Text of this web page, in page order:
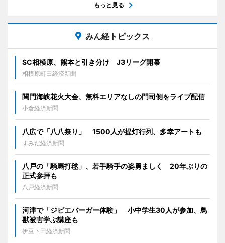
もっと見る
みん経トピックス
SC相模原、熊本と引き分け J3リーグ開幕
相模原町田経済新聞
関門海峡花火大会、無料エリアなしの門司側をライブ配信
小倉経済新聞
八広で「八八祭り」 1500人が提灯行列、多幸アートも
すみだ経済新聞
八戸の「騎馬打毬」、若手騎手の姿勇ましく 20年ぶりの
正式参拝も
八戸経済新聞
河津で「ジビエバーガー体験」 小中学生30人が参加、鳥
獣被害学ぶ講座も
伊豆下田経済新聞